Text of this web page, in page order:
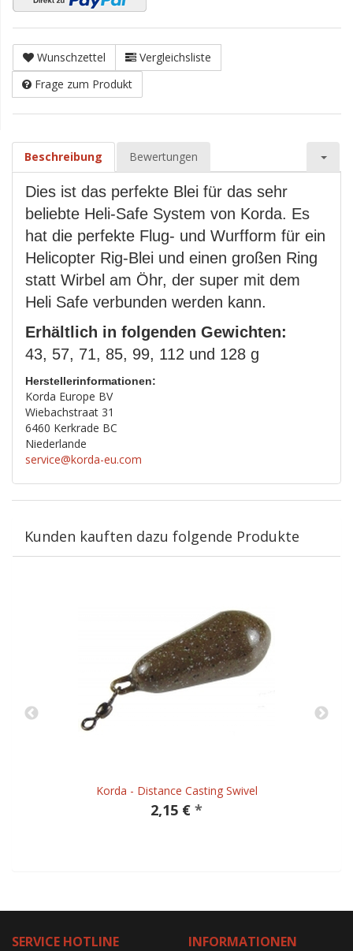
Wunschzettel
Vergleichsliste
Frage zum Produkt
Beschreibung Bewertungen
Dies ist das perfekte Blei für das sehr
beliebte Heli-Safe System von Korda. Es
hat die perfekte Flug- und Wurfform für ein
Helicopter Rig-Blei und einen großen Ring
statt Wirbel am Öhr, der super mit dem
Heli Safe verbunden werden kann.
Erhältlich in folgenden Gewichten:
43, 57, 71, 85, 99, 112 und 128 g
Herstellerinformationen:
Korda Europe BV
Wiebachstraat 31
6460 Kerkrade BC
Niederlande
service@korda-eu.com
Kunden kauften dazu folgende Produkte
Korda - Distance Casting Swivel
2,15 € *
SERVICE HOTLINE
INFORMATIONEN